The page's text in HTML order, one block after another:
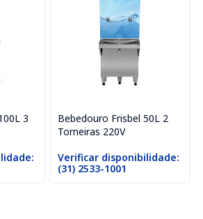
3
Bebedouro Frisbel 50L 2
Torneiras 220V
Verificar disponibilidade:
(31) 2533-1001